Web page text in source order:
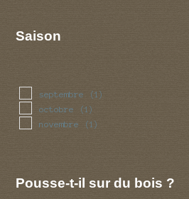
Saison
septembre (1)
octobre (1)
novembre (1)
Pousse-t-il sur du bois ?